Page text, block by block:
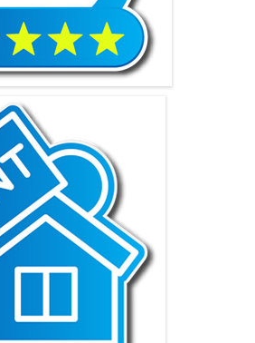
estadías largas
por meses para estadías que
máximo de 28 días.